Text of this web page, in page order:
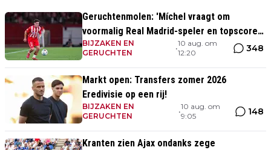
Geruchtenmolen: 'Míchel vraagt om
voormalig Real Madrid-speler en topscorer
Segunda División'
BIJZAKEN EN
GERUCHTEN
•
10 aug. om
12:20
348
Markt open: Transfers zomer 2026
Eredivisie op een rij!
BIJZAKEN EN
GERUCHTEN
•
10 aug. om
9:05
148
Kranten zien Ajax ondanks zege